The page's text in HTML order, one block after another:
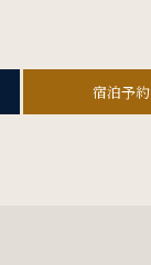
宿泊予約